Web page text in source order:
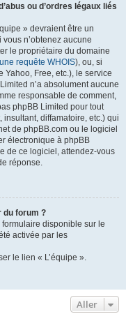
ou d’ordres légaux liés
» devraient être un
n’obtenez aucune
le propriétaire du domaine
une requête WHOIS), ou, si
Free, etc.), le service
n’a absolument aucune
responsable de comment,
phpBB Limited pour tout
diffamatoire, etc.) qui
de phpBB.com ou le logiciel
électronique à phpBB
de ce logiciel, attendez-vous
réponse.
du forum ?
disponible sur le
activée par les
le lien « L’équipe ».
Aller